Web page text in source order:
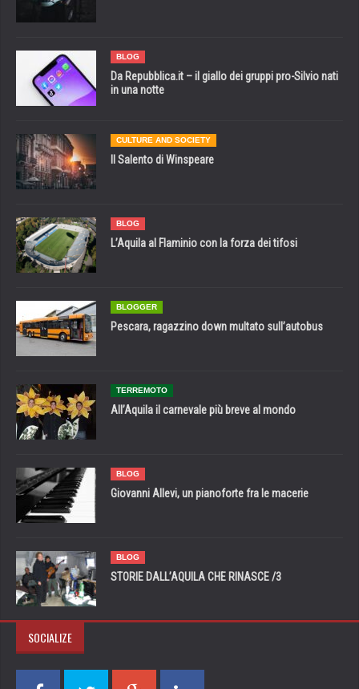
BLOG
Da Repubblica.it – il giallo dei gruppi pro-Silvio nati
in una notte
CULTURE AND SOCIETY
Il Salento di Winspeare
BLOG
L’Aquila al Flaminio con la forza dei tifosi
BLOGGER
Pescara, ragazzino down multato sull’autobus
TERREMOTO
All’Aquila il carnevale più breve al mondo
BLOG
Giovanni Allevi, un pianoforte fra le macerie
BLOG
STORIE DALL’AQUILA CHE RINASCE /3
SOCIALIZE